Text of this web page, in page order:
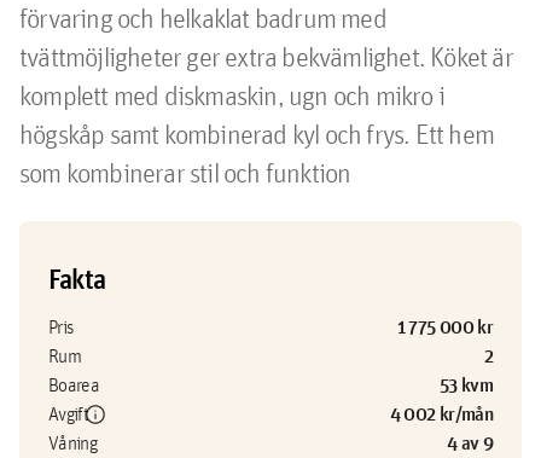
förvaring och helkaklat badrum med
tvättmöjligheter ger extra bekvämlighet. Köket är
komplett med diskmaskin, ugn och mikro i
högskåp samt kombinerad kyl och frys. Ett hem
som kombinerar stil och funktion
Fakta
Pris 1 775 000 kr
Rum 2
Boarea 53 kvm
Avgiftinfo 4 002 kr/mån
Våning 4 av 9